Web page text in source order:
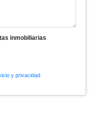
inmobiliarias
y privacidad